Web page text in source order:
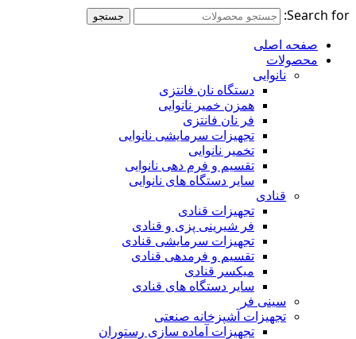
Search for: جستجو
صفحه اصلی
محصولات
نانوایی
دستگاه نان فانتزی
همزن خمیر نانوایی
فر نان فانتزی
تجهیزات سرمایشی نانوایی
تخمیر نانوایی
تقسیم و فرم دهی نانوایی
سایر دستگاه های نانوایی
قنادی
تجهیزات قنادی
فر شیرینی پزی و قنادی
تجهیزات سرمایشی قنادی
تقسیم و فرمدهی قنادی
میکسر قنادی
سایر دستگاه های قنادی
سینی فر
تجهیزات آشپزخانه صنعتی
تجهیزات آماده سازی رستوران